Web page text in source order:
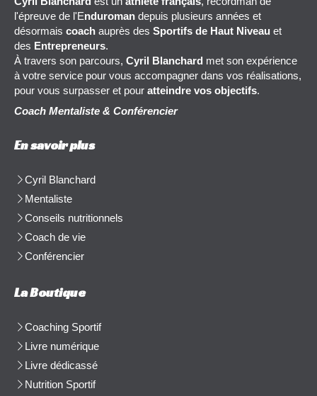
l'épreuve de l'Enduroman depuis plusieurs années et
désormais coach auprès des Sportifs de Haut Niveau et
des Entrepreneurs.
À travers son parcours, Cyril Blanchard met son expérience
à votre service pour vous accompagner dans vos réalisations,
pour vous surpasser et pour atteindre vos objectifs.
Coach Mentaliste & Conférencier
En savoir plus
Cyril Blanchard
Mentaliste
Conseils nutritionnels
Coach de vie
Conférencier
La Boutique
Coaching Sportif
Livre numérique
Livre dédicassé
Nutrition Sportif